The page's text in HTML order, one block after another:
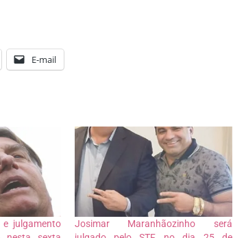
E-mail
e julgamento
Josimar Maranhãozinho será